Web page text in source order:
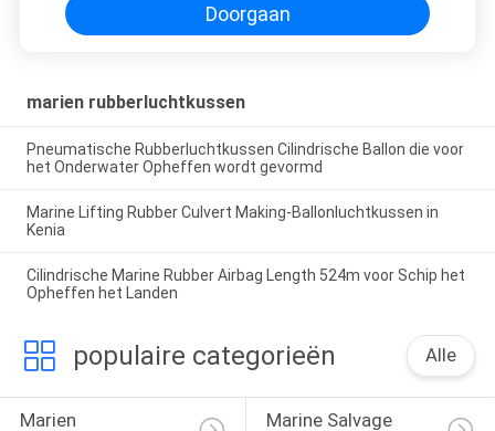
Doorgaan
marien rubberluchtkussen
Pneumatische Rubberluchtkussen Cilindrische Ballon die voor
het Onderwater Opheffen wordt gevormd
Marine Lifting Rubber Culvert Making-Ballonluchtkussen in
Kenia
Cilindrische Marine Rubber Airbag Length 524m voor Schip het
Opheffen het Landen
populaire categorieën Alle
Marien Marine Salvage